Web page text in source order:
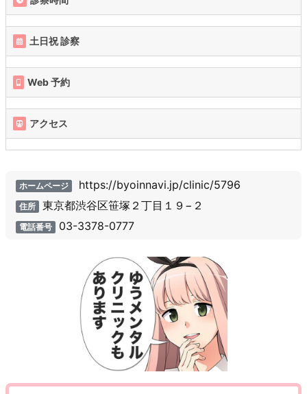
土日祝 診察
Web 予約
アクセス
ホームページ https://byoinnavi.jp/clinic/5796
住所 東京都渋谷区笹塚２丁目１９−２
電話番号 03-3378-0777